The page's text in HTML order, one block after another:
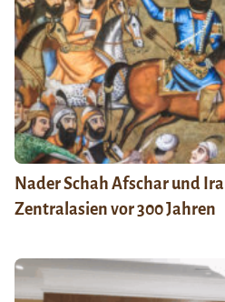
Nader Schah Afschar und
Zentralasien vor 300 Jahren